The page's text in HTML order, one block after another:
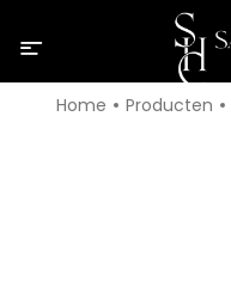
Home Producten